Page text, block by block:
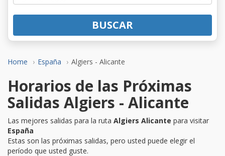
Home España Algiers - Alicante
BUSCAR
Horarios de las Próximas
Salidas Algiers - Alicante
Las mejores salidas para la ruta Algiers Alicante para visitar
España
Estas son las próximas salidas, pero usted puede elegir el
período que usted guste.